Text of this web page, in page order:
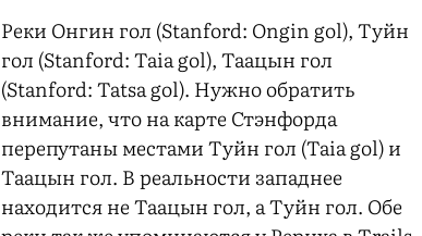
Реки Онгин гол (Stanford: Ongin gol), Туйн
гол (Stanford: Taia gol), Таацын гол
(Stanford: Tatsa gol). Нужно обратить
внимание, что на карте Стэнфорда
перепутаны местами Туйн гол (Taia gol) и
Таацын гол. В реальности западнее
находится не Таацын гол, а Туйн гол. Обе